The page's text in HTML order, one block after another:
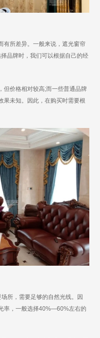
所差异。一般来说，遮光窗帘
品牌时，我们可以根据自己的经
价格相对较高;而一些普通品牌
果未知。因此，在购买时需要根
所，需要足够的自然光线。因
率，一般选择40%—60%左右的